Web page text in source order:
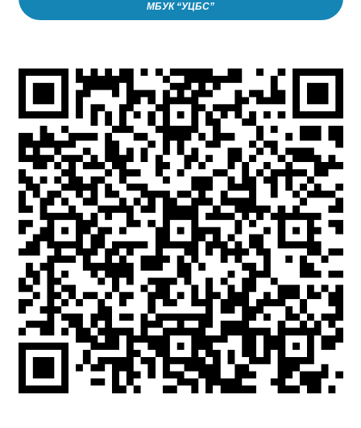
МБУК “УЦБС”